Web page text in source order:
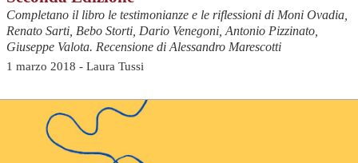
Completano il libro le testimonianze e le riflessioni di Moni Ovadia,
Renato Sarti, Bebo Storti, Dario Venegoni, Antonio Pizzinato,
Giuseppe Valota. Recensione di Alessandro Marescotti
1 marzo 2018 - Laura Tussi